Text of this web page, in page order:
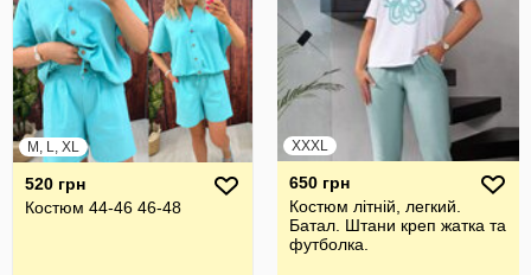
M, L, XL
520 грн
Костюм 44-46 46-48
XXXL
650 грн
Костюм літній, легкий.
Батал. Штани креп жатка та
футболка.